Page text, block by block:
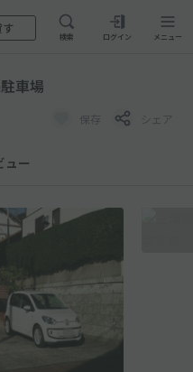
検索 ログイン メニュー
車場
保存 シェア
ュー